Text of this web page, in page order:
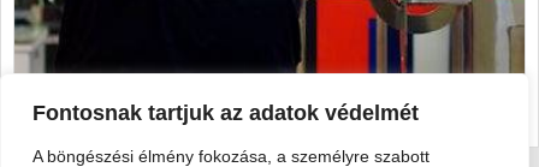
Fontosnak tartjuk az adatok védelmét
A böngészési élmény fokozása, a személyre szabott